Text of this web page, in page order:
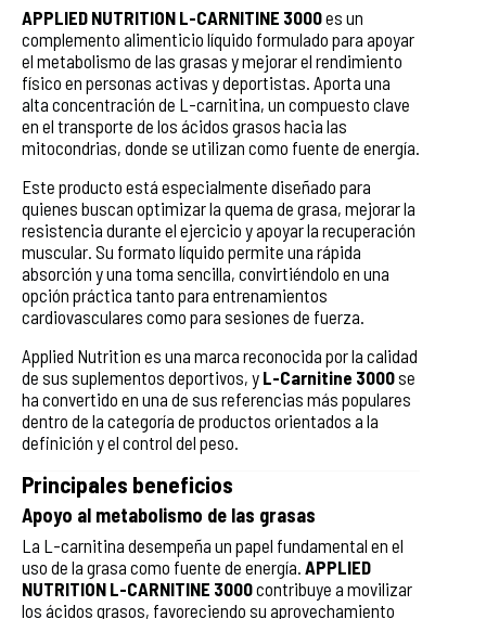
APPLIED NUTRITION L-CARNITINE 3000es un
complemento alimenticio líquido formulado para apoyar
el metabolismo de las grasas y mejorar el rendimiento
físico en personas activas y deportistas. Aporta una
alta concentración de L-carnitina, un compuesto clave
en el transporte de los ácidos grasos hacia las
mitocondrias, donde se utilizan como fuente de energía.
Este producto está especialmente diseñado para
quienes buscan optimizar la quema de grasa, mejorar la
resistencia durante el ejercicio y apoyar la recuperación
muscular. Su formato líquido permite una rápida
absorción y una toma sencilla, convirtiéndolo en una
opción práctica tanto para entrenamientos
cardiovasculares como para sesiones de fuerza.
Applied Nutrition es una marca reconocida por la calidad
de sus suplementos deportivos, y L-Carnitine 3000se
ha convertido en una de sus referencias más populares
dentro de la categoría de productos orientados a la
definición y el control del peso.
Principales beneficios
Apoyo al metabolismo de las grasas
La L-carnitina desempeña un papel fundamental en el
uso de la grasa como fuente de energía. APPLIED
NUTRITION L-CARNITINE 3000contribuye a movilizar
los ácidos grasos, favoreciendo su aprovechamiento